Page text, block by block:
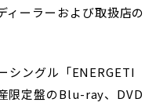
ィーラーおよび取扱店の
シングル「ENERGETI
限定盤のBlu-ray、DVD